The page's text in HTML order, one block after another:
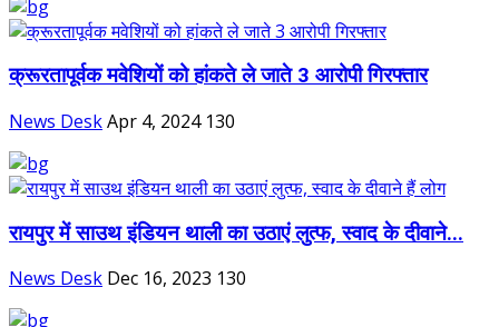
क्रूरतापूर्वक मवेशियों को हांकते ले जाते 3 आरोपी गिरफ्तार
News DeskApr 4, 2024 130
रायपुर में साउथ इंडियन थाली का उठाएं लुत्फ, स्वाद के दीवाने...
News Desk Dec 16, 2023 130